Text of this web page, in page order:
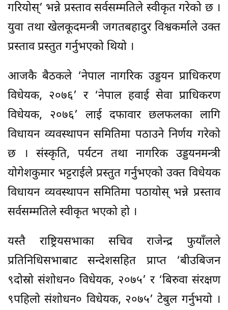
गरियोस्’ भन्ने प्रस्ताव सर्वसम्मतिले स्वीकृत गरेको छ ।
युवा तथा खेलकूदमन्त्री जगतबहादुर विश्वकर्माले उक्त
प्रस्ताव प्रस्तुत गर्नुभएको थियो ।
आजकै बैठकले ‘नेपाल नागरिक उड्डयन प्राधिकरण
विधेयक, २०७६’ र ‘नेपाल हवाई सेवा प्राधिकरण
विधेयक, २०७६’ लाई दफावार छलफलका लागि
विधायन व्यवस्थापन समितिमा पठाउने निर्णय गरेको
छ । संस्कृति, पर्यटन तथा नागरिक उड्डयनमन्त्री
योगेशकुमार भट्टराईले प्रस्तुत गर्नुभएको उक्त विधेयक
विधायन व्यवस्थापन समितिमा पठायोस् भन्ने प्रस्ताव
सर्वसम्मतिले स्वीकृत भएको हो ।
यस्तै राष्ट्रियसभाका सचिव राजेन्द्र फुयाँलले
प्रतिनिधिसभाबाट सन्देशसहित प्राप्त ‘बीउबिजन
९दोस्रो संशोधन० विधेयक, २०७५’ र ‘बिरुवा संरक्षण
९पहिलो संशोधन० विधेयक, २०७५’ टेबुल गर्नुभयो ।